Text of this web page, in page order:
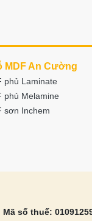
MDF An Cường
phủ Laminate
phủ Melamine
sơn Inchem
Mã số thuế: